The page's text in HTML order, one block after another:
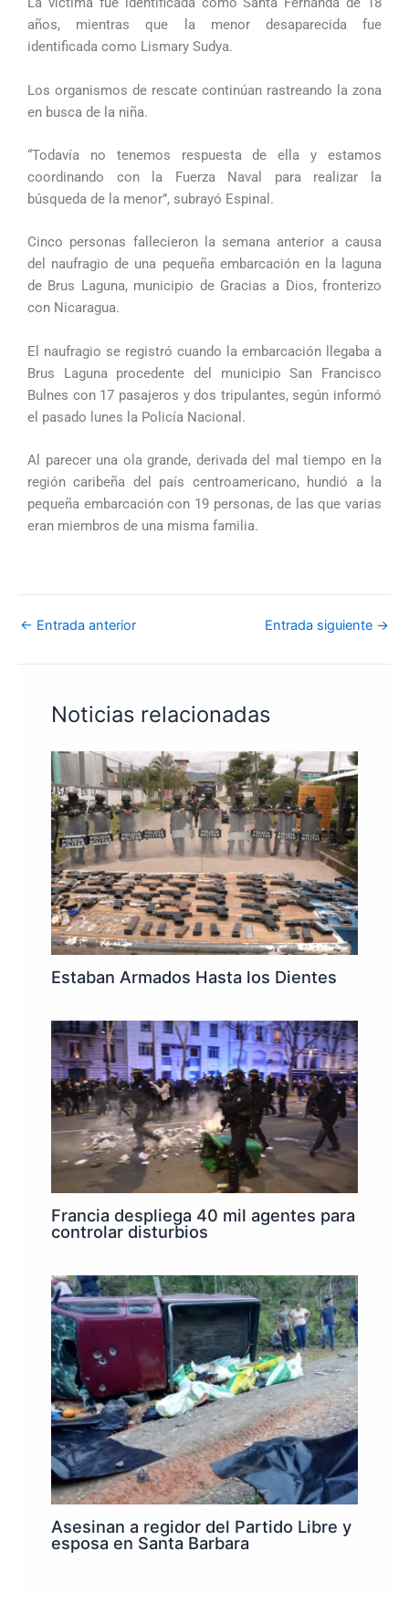
años, mientras que la menor desaparecida fue
identificada como Lismary Sudya.
Los organismos de rescate continúan rastreando la zona
en busca de la niña.
“Todavía no tenemos respuesta de ella y estamos
coordinando con la Fuerza Naval para realizar la
búsqueda de la menor”, subrayó Espinal.
Cinco personas fallecieron la semana anterior a causa
del naufragio de una pequeña embarcación en la laguna
de Brus Laguna, municipio de Gracias a Dios, fronterizo
con Nicaragua.
El naufragio se registró cuando la embarcación llegaba a
Brus Laguna procedente del municipio San Francisco
Bulnes con 17 pasajeros y dos tripulantes, según informó
el pasado lunes la Policía Nacional.
Al parecer una ola grande, derivada del mal tiempo en la
región caribeña del país centroamericano, hundió a la
pequeña embarcación con 19 personas, de las que varias
eran miembros de una misma familia.
← Entrada anterior Entrada siguiente →
Noticias relacionadas
Estaban Armados Hasta los Dientes
Francia despliega 40 mil agentes para
controlar disturbios
Asesinan a regidor del Partido Libre y
esposa en Santa Barbara